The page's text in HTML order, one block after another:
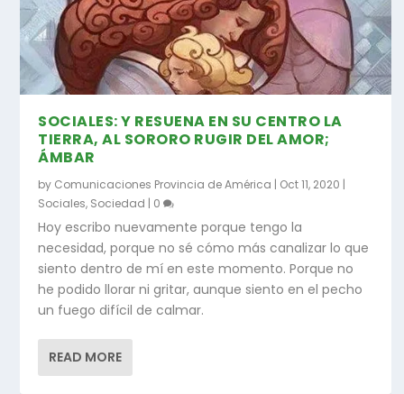
SOCIALES: Y RESUENA EN SU CENTRO LA
TIERRA, AL SORORO RUGIR DEL AMOR;
ÁMBAR
by Comunicaciones Provincia de América | Oct 11, 2020 |
Sociales, Sociedad | 0
Hoy escribo nuevamente porque tengo la
necesidad, porque no sé cómo más canalizar lo que
siento dentro de mí en este momento. Porque no
he podido llorar ni gritar, aunque siento en el pecho
un fuego difícil de calmar.
READ MORE